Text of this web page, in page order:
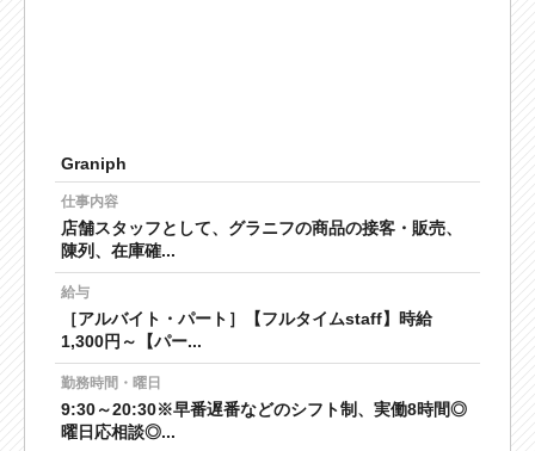
Graniph
仕事内容
店舗スタッフとして、グラニフの商品の接客・販売、
陳列、在庫確...
給与
［アルバイト・パート］【フルタイムstaff】時給
1,300円～【パー...
勤務時間・曜日
9:30～20:30※早番遅番などのシフト制、実働8時間◎
曜日応相談◎...